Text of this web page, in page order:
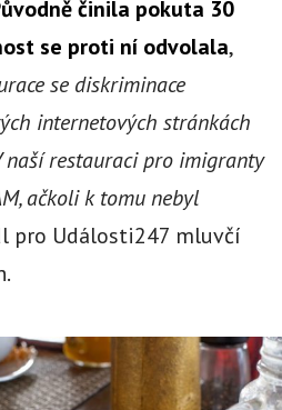
činila pokuta 30
se proti ní odvolala,
se diskriminace
internetových stránkách
naší restauraci pro imigranty
ačkoli k tomu nebyl
pro Události247 mluvčí